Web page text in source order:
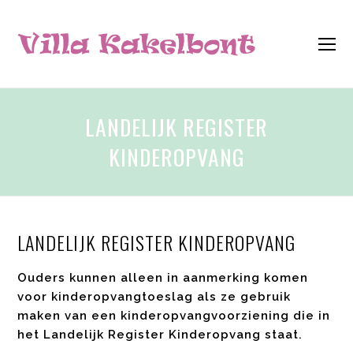
LANDELIJK REGISTER
KINDEROPVANG
LANDELIJK REGISTER KINDEROPVANG
Ouders kunnen alleen in aanmerking komen
voor kinderopvangtoeslag als ze gebruik
maken van een kinderopvangvoorziening die in
het Landelijk Register Kinderopvang staat.